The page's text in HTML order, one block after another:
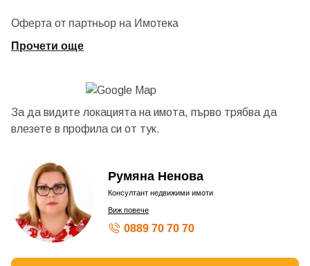
Оферта от партньор на Имотека
Прочети още
За да видите локацията на имота, първо трябва да
влезете в профила си от тук.
Румяна Ненова
Консултант недвижими имоти
Виж повече
0889 70 70 70